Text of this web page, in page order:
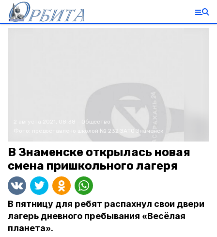
Общество
предоставлено школой № 232 ЗАТО Знаменск
В Знаменске открылась новая
смена пришкольного лагеря
В пятницу для ребят распахнул свои двери
лагерь дневного пребывания «Весёлая
планета».